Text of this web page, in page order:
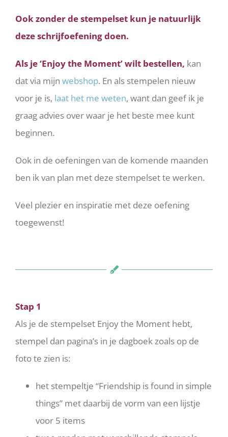
Ook zonder de stempelset kun je natuurlijk
deze schrijfoefening doen.
Als je ‘Enjoy the Moment’ wilt bestellen, kan
dat via mijn webshop. En als stempelen nieuw
voor je is, laat het me weten, want dan geef ik je
graag advies over waar je het beste mee kunt
beginnen.
Ook in de oefeningen van de komende maanden
ben ik van plan met deze stempelset te werken.
Veel plezier en inspiratie met deze oefening
toegewenst!
Stap 1
Als je de stempelset Enjoy the Moment hebt,
stempel dan pagina’s in je dagboek zoals op de
foto te zien is:
het stempeltje “Friendship is found in simple
things” met daarbij de vorm van een lijstje
voor 5 items